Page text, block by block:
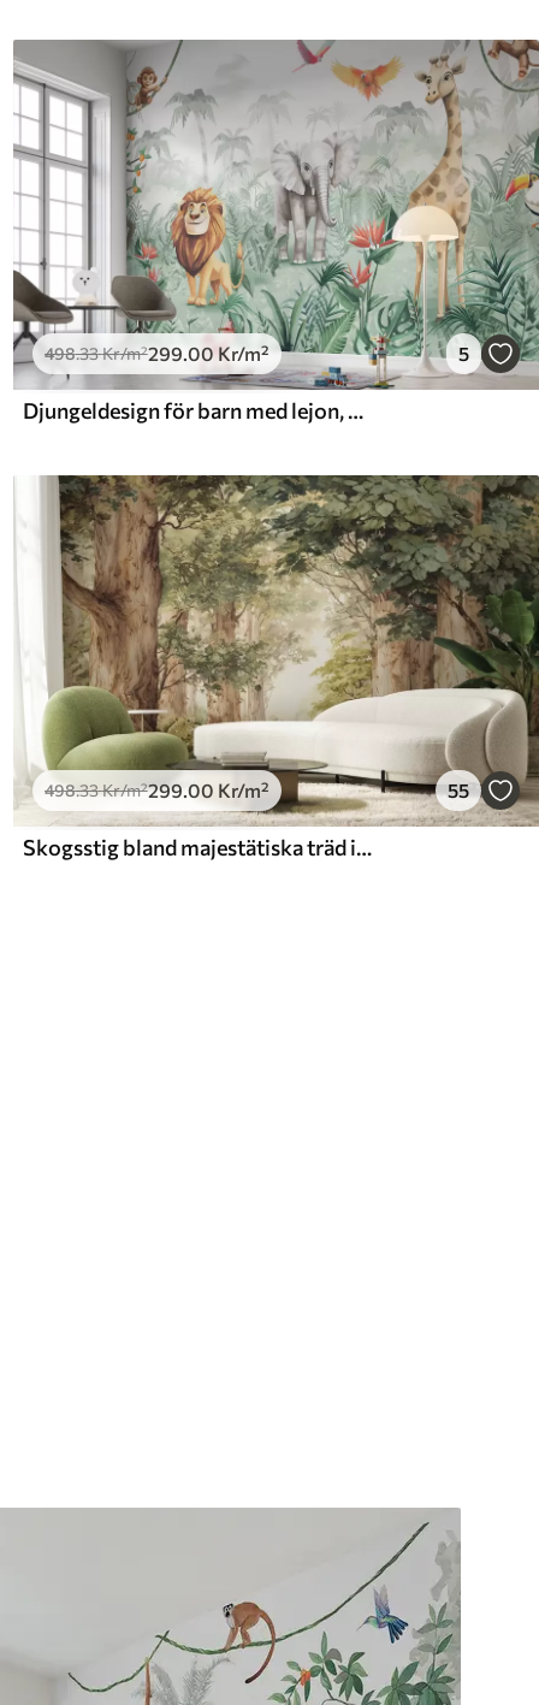
498.33Kr/m²299.00 Kr/m² 5
Djungeldesign för barn med lejon, giraff, elefant och papegojor
498.33Kr/m²299 .00 Kr/m² 55
Skogsstig bland majestätiska träd i akvarellstil